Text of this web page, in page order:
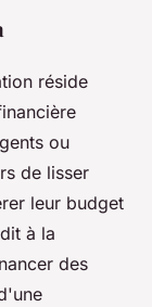
réside
ou
de lisser
leur budget
à la
des